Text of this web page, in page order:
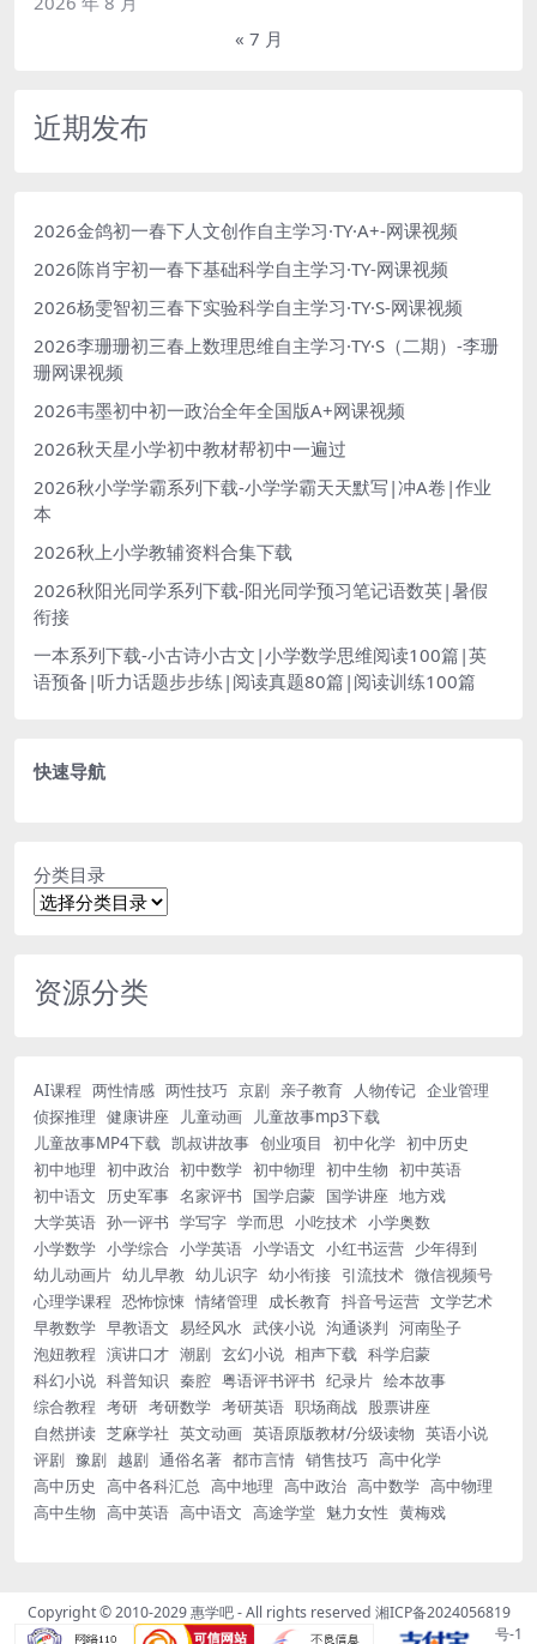
« 7 月
近期发布
2026金鸽初一春下人文创作自主学习·TY·A+-网课视频
2026陈肖宇初一春下基础科学自主学习·TY-网课视频
2026杨雯智初三春下实验科学自主学习·TY·S-网课视频
2026李珊珊初三春上数理思维自主学习·TY·S（二期）-李珊
珊网课视频
2026韦墨初中初一政治全年全国版A+网课视频
2026秋天星小学初中教材帮初中一遍过
2026秋小学学霸系列下载-小学学霸天天默写|冲A卷|作业
本
2026秋上小学教辅资料合集下载
2026秋阳光同学系列下载-阳光同学预习笔记语数英|暑假
衔接
一本系列下载-小古诗小古文|小学数学思维阅读100篇|英
语预备|听力话题步步练|阅读真题80篇|阅读训练100篇
快速导航
分类目录
资源分类
AI课程 两性情感 两性技巧 京剧 亲子教育 人物传记 企业管理
侦探推理 健康讲座 儿童动画
儿童故事mp3下载
儿童故事MP4下载 凯叔讲故事 创业项目 初中化学 初中历史
初中地理 初中政治 初中数学 初中物理 初中生物 初中英语
初中语文
历史军事 名家评书 国学启蒙 国学讲座 地方戏
大学英语 孙一评书 学写字 学而思 小吃技术 小学奥数
小学数学 小学综合 小学英语 小学语文 小红书运营 少年得到
幼儿动画片 幼儿早教 幼儿识字 幼小衔接 引流技术 微信视频号
心理学课程 恐怖惊悚 情绪管理 成长教育 抖音号运营 文学艺术
早教数学 早教语文 易经风水 武侠小说 沟通谈判 河南坠子
泡妞教程 演讲口才 潮剧 玄幻小说 相声下载 科学启蒙
科幻小说 科普知识 秦腔 粤语评书评书 纪录片 绘本故事
综合教程 考研 考研数学 考研英语 职场商战 股票讲座
自然拼读 芝麻学社 英文动画 英语原版教材/分级读物 英语小说
评剧 豫剧 越剧 通俗名著 都市言情 销售技巧 高中化学
高中历史
高中各科汇总 高中地理 高中政治 高中数学 高中物理
高中生物 高中英语 高中语文 高途学堂 魅力女性 黄梅戏
Copyright © 2010-2029惠学吧- All rights reserved 湘ICP备2024056819
号-1